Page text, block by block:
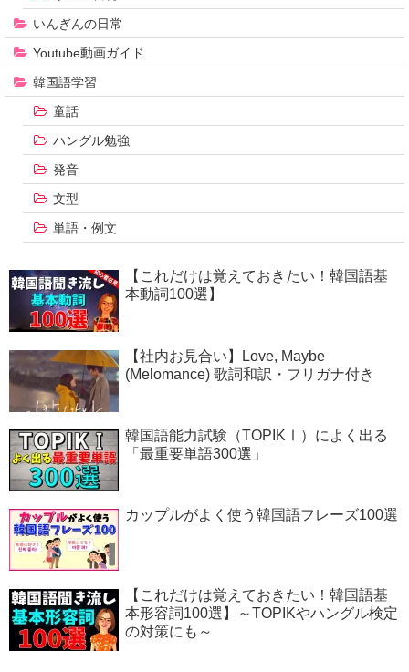
いんぎんの日常
Youtube動画ガイド
韓国語学習
童話
ハングル勉強
発音
文型
単語・例文
【これだけは覚えておきたい！韓国語基
本動詞100選】
【社内お見合い】Love, Maybe
(Melomance) 歌詞和訳・フリガナ付き
韓国語能力試験（TOPIKⅠ）によく出る
「最重要単語300選」
カップルがよく使う韓国語フレーズ100選
【これだけは覚えておきたい！韓国語基
本形容詞100選】～TOPIKやハングル検定
の対策にも～